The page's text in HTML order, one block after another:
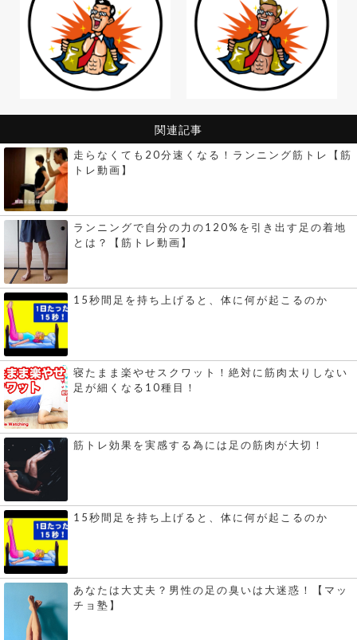
関連記事
走らなくても20分速くなる！ランニング筋トレ【筋
トレ動画】
ランニングで自分の力の120%を引き出す足の着地
とは？【筋トレ動画】
15秒間足を持ち上げると、体に何が起こるのか
寝たまま楽やせスクワット！絶対に筋肉太りしない
足が細くなる10種目！
筋トレ効果を実感する為には足の筋肉が大切！
15秒間足を持ち上げると、体に何が起こるのか
あなたは大丈夫？男性の足の臭いは大迷惑！【マッ
チョ塾】